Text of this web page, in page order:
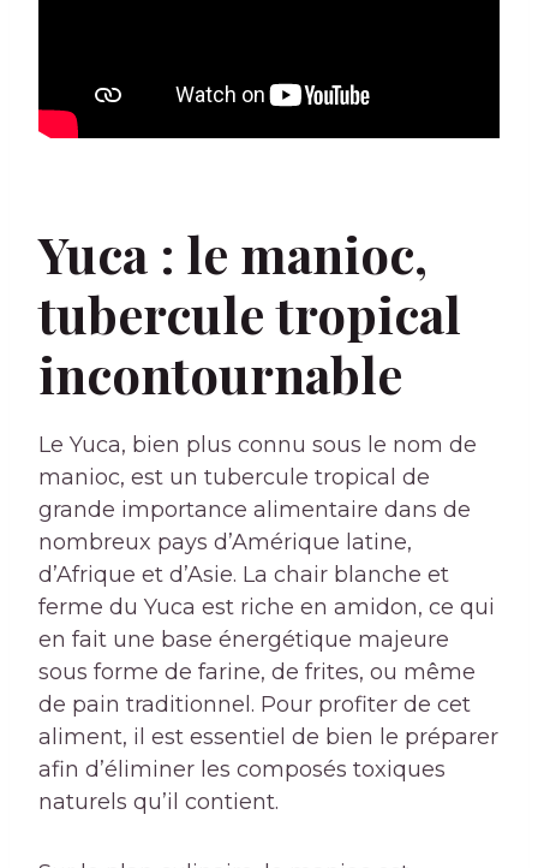
Yuca : le manioc,
tubercule tropical
incontournable
Le Yuca, bien plus connu sous le nom de
manioc, est un tubercule tropical de
grande importance alimentaire dans de
nombreux pays d’Amérique latine,
d’Afrique et d’Asie. La chair blanche et
ferme du Yuca est riche en amidon, ce qui
en fait une base énergétique majeure
sous forme de farine, de frites, ou même
de pain traditionnel. Pour profiter de cet
aliment, il est essentiel de bien le préparer
afin d’éliminer les composés toxiques
naturels qu’il contient.